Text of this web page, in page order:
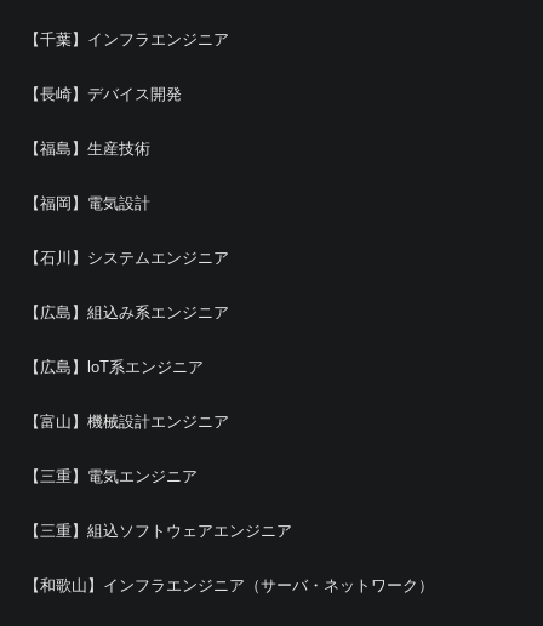
【千葉】インフラエンジニア
【長崎】デバイス開発
【福島】生産技術
【福岡】電気設計
【石川】システムエンジニア
【広島】組込み系エンジニア
【広島】loT系エンジニア
【富山】機械設計エンジニア
【三重】電気エンジニア
【三重】組込ソフトウェアエンジニア
【和歌山】インフラエンジニア（サーバ・ネットワーク）